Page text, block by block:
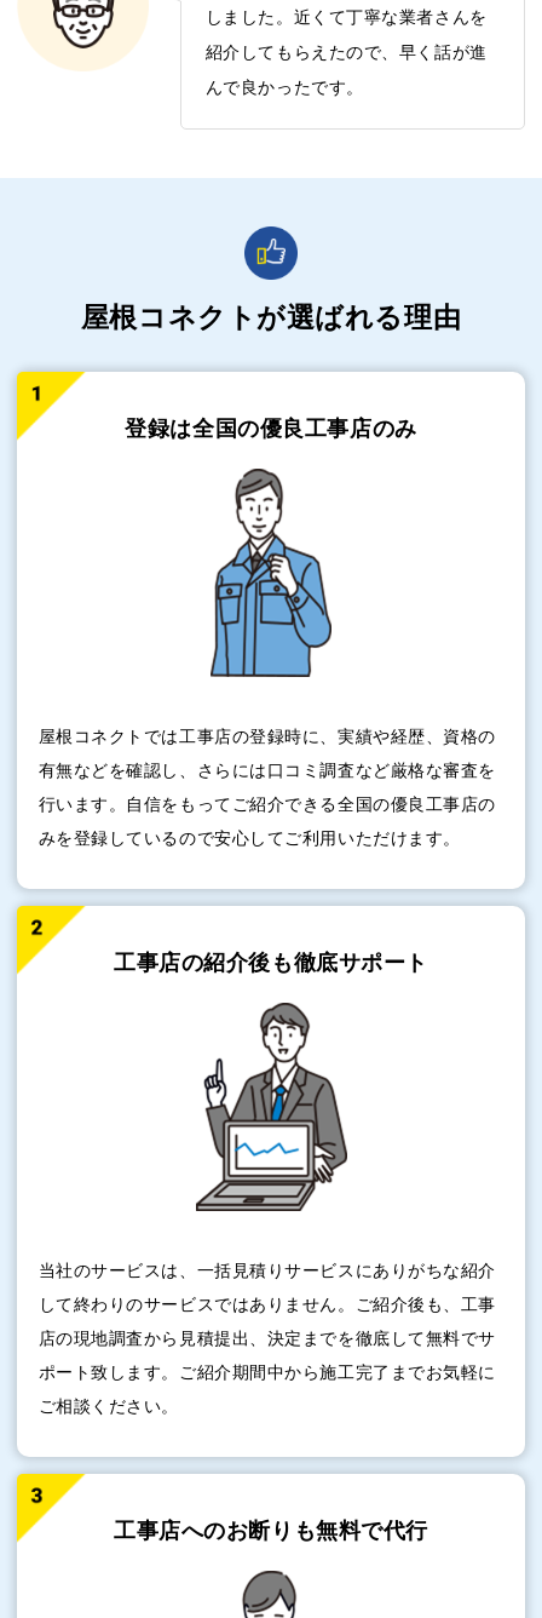
しました。近くて丁寧な業者さんを
紹介してもらえたので、早く話が進
んで良かったです。
屋根コネクトが選ばれる理由
登録は全国の優良工事店のみ
屋根コネクトでは工事店の登録時に、実績や経歴、資格の
有無などを確認し、さらには口コミ調査など厳格な審査を
行います。自信をもってご紹介できる全国の優良工事店の
みを登録しているので安心してご利用いただけます。
工事店の紹介後も徹底サポート
当社のサービスは、一括見積りサービスにありがちな紹介
して終わりのサービスではありません。ご紹介後も、工事
店の現地調査から見積提出、決定までを徹底して無料でサ
ポート致します。ご紹介期間中から施工完了までお気軽に
ご相談ください。
工事店へのお断りも無料で代行